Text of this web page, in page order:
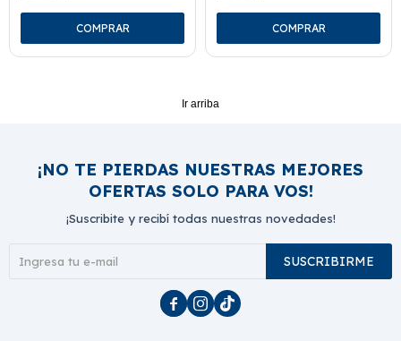
Ir arriba
¡NO TE PIERDAS NUESTRAS MEJORES
OFERTAS SOLO PARA VOS!
¡Suscribite y recibí todas nuestras novedades!
SUSCRIBIRME
  